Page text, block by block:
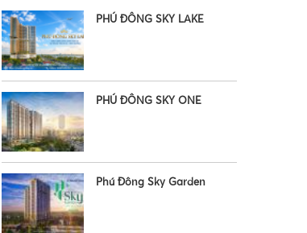
PHÚ ĐÔNG SKY LAKE
PHÚ ĐÔNG SKY ONE
Phú Đông Sky Garden